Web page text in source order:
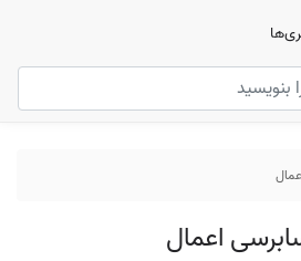
اعمال